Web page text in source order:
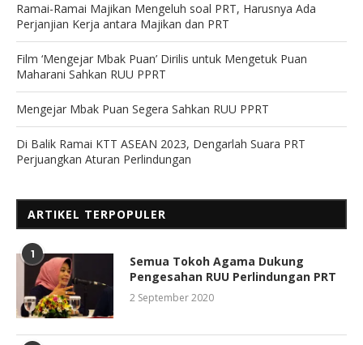
Ramai-Ramai Majikan Mengeluh soal PRT, Harusnya Ada
Perjanjian Kerja antara Majikan dan PRT
Film ‘Mengejar Mbak Puan’ Dirilis untuk Mengetuk Puan
Maharani Sahkan RUU PPRT
Mengejar Mbak Puan Segera Sahkan RUU PPRT
Di Balik Ramai KTT ASEAN 2023, Dengarlah Suara PRT
Perjuangkan Aturan Perlindungan
ARTIKEL TERPOPULER
1
Semua Tokoh Agama Dukung
Pengesahan RUU Perlindungan PRT
2 September 2020